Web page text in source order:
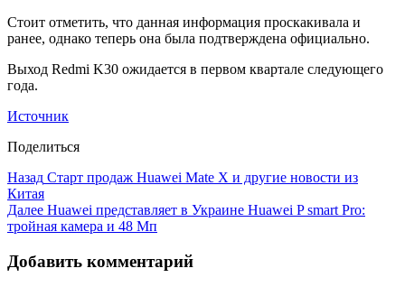
Стоит отметить, что данная информация проскакивала и
ранее, однако теперь она была подтверждена официально.
Выход Redmi K30 ожидается в первом квартале следующего
года.
Источник
Поделиться
Назад Старт продаж Huawei Mate X и другие новости из
Китая
Далее Huawei представляет в Украине Huawei P smart Pro:
тройная камера и 48 Мп
Добавить комментарий